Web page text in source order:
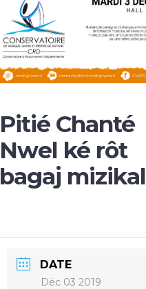
Pitié Chanté
Nwel ké rôt
bagaj mizikal
DATE
Déc 03 2019